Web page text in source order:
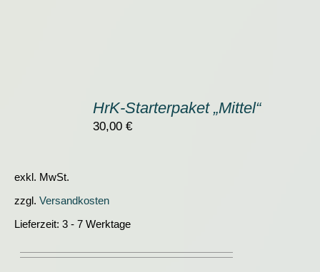
HrK-Starterpaket „Mittel“
30,00€
exkl. MwSt.
zzgl. Versandkosten
Lieferzeit: 3 - 7 Werktage